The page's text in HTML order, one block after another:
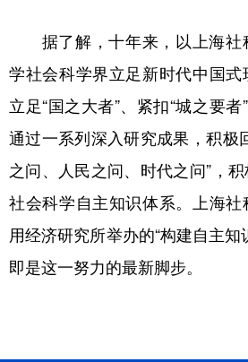
据了解，十年来，以上海社
学社会科学界立足新时代中国式
立足“国之大者”、紧扣“城之要者
通过一系列深入研究成果，积极
之问、人民之问、时代之问”，
社会科学自主知识体系。上海
用经济研究所举办的“构建自主知
即是这一努力的最新脚步。